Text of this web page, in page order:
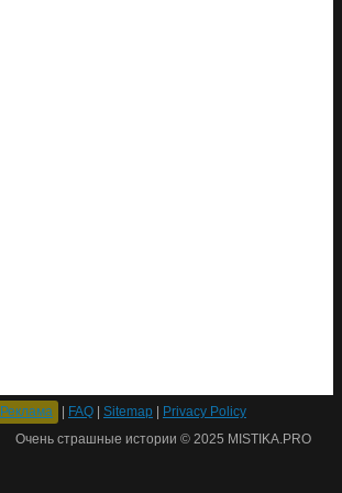
Реклама | FAQ | Sitemap | Privacy Policy
Очень страшные истории © 2025 MISTIKA.PRO